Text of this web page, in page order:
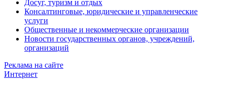
Досуг, туризм и отдых
Консалтинговые, юридические и управленческие
услуги
Общественные и некоммерческие организации
Новости государственных органов, учреждений,
организаций
Реклама на сайте
Интернет